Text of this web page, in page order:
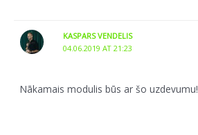
KASPARS VENDELIS
04.06.2019 AT 21:23
Nākamais modulis būs ar šo uzdevumu!